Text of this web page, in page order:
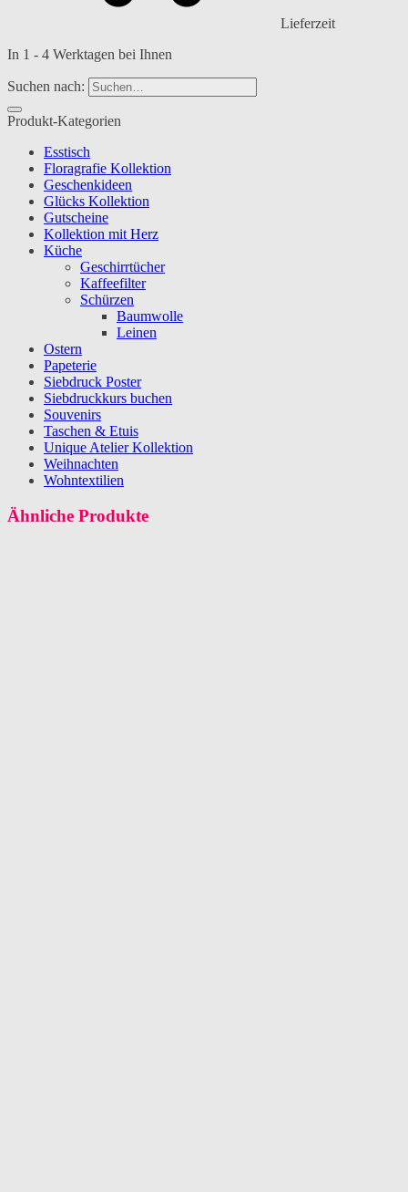
Lieferzeit
In 1 - 4 Werktagen bei Ihnen
Suchen nach:
Produkt-Kategorien
Esstisch
Floragrafie Kollektion
Geschenkideen
Glücks Kollektion
Gutscheine
Kollektion mit Herz
Küche
Geschirrtücher
Kaffeefilter
Schürzen
Baumwolle
Leinen
Ostern
Papeterie
Siebdruck Poster
Siebdruckkurs buchen
Souvenirs
Taschen & Etuis
Unique Atelier Kollektion
Weihnachten
Wohntextilien
Ähnliche Produkte